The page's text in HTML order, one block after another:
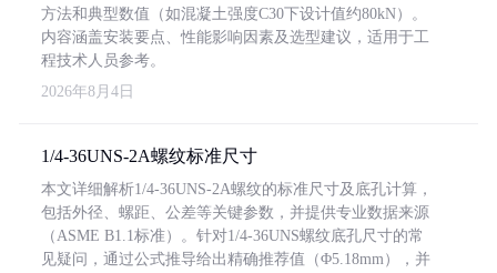
方法和典型数值（如混凝土强度C30下设计值约80kN）。
内容涵盖安装要点、性能影响因素及选型建议，适用于工
程技术人员参考。
2026年8月4日
1/4-36UNS-2A螺纹标准尺寸
本文详细解析1/4-36UNS-2A螺纹的标准尺寸及底孔计算，
包括外径、螺距、公差等关键参数，并提供专业数据来源
（ASME B1.1标准）。针对1/4-36UNS螺纹底孔尺寸的常
见疑问，通过公式推导给出精确推荐值（Φ5.18mm），并